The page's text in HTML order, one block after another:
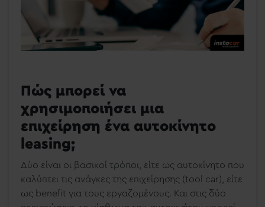
Πώς μπορεί να
χρησιμοποιήσει μια
επιχείρηση ένα αυτοκίνητο
leasing;
Δύο είναι οι βασικοί τρόποι, είτε ως αυτοκίνητο που
καλύπτει τις ανάγκες της επιχείρησης (tool car), είτε
ως benefit για τους εργαζομένους. Και στις δύο